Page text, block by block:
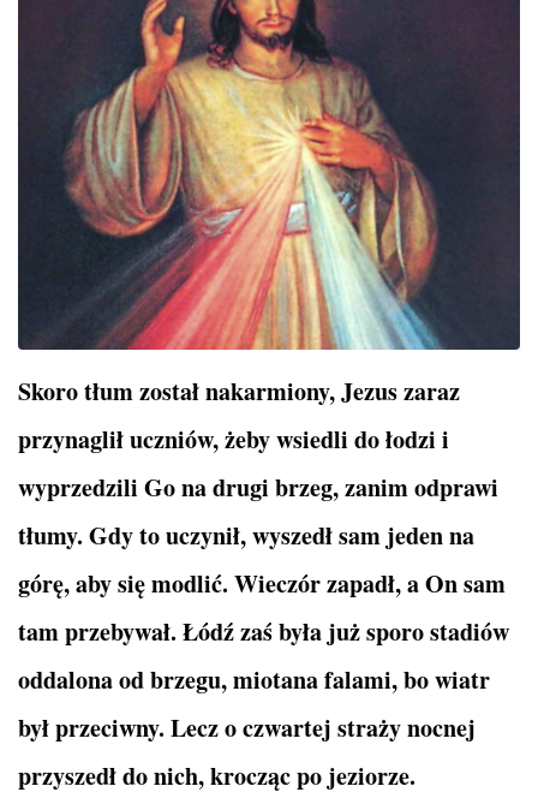
Skoro tłum został nakarmiony, Jezus zaraz
przynaglił uczniów, żeby wsiedli do łodzi i
wyprzedzili Go na drugi brzeg, zanim odprawi
tłumy. Gdy to uczynił, wyszedł sam jeden na
górę, aby się modlić. Wieczór zapadł, a On sam
tam przebywał. Łódź zaś była już sporo stadiów
oddalona od brzegu, miotana falami, bo wiatr
był przeciwny. Lecz o czwartej straży nocnej
przyszedł do nich, krocząc po jeziorze.